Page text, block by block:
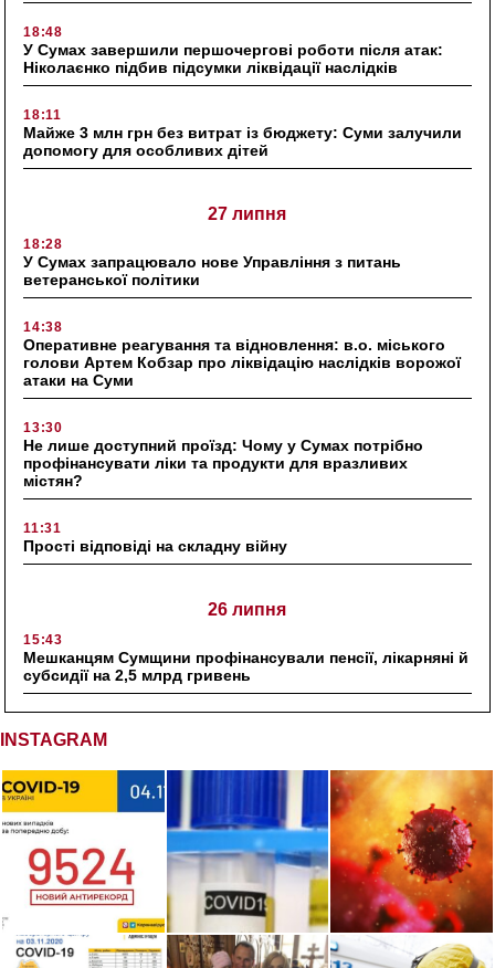
18:48
У Сумах завершили першочергові роботи після атак:
Ніколаєнко підбив підсумки ліквідації наслідків
18:11
Майже 3 млн грн без витрат із бюджету: Суми залучили
допомогу для особливих дітей
27 липня
18:28
У Сумах запрацювало нове Управління з питань
ветеранської політики
14:38
Оперативне реагування та відновлення: в.о. міського
голови Артем Кобзар про ліквідацію наслідків ворожої
атаки на Суми
13:30
Не лише доступний проїзд: Чому у Сумах потрібно
профінансувати ліки та продукти для вразливих
містян?
11:31
Прості відповіді на складну війну
26 липня
15:43
Мешканцям Сумщини профінансували пенсії, лікарняні й
субсидії на 2,5 млрд гривень
INSTAGRAM